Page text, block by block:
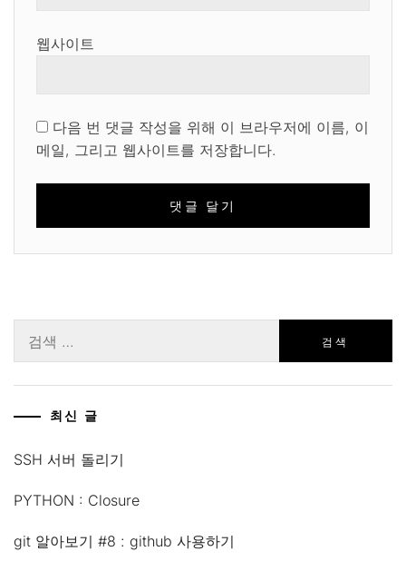
웹사이트
다음 번 댓글 작성을 위해 이 브라우저에 이름, 이
메일, 그리고 웹사이트를 저장합니다.
색:
최신 글
SSH 서버 돌리기
PYTHON : Closure
git 알아보기 #8 : github 사용하기